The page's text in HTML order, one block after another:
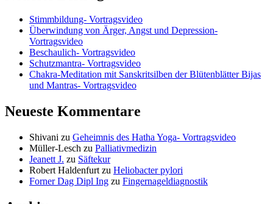
Stimmbildung- Vortragsvideo
Überwindung von Ärger, Angst und Depression-
Vortragsvideo
Beschaulich- Vortragsvideo
Schutzmantra- Vortragsvideo
Chakra-Meditation mit Sanskritsilben der Blütenblätter Bijas
und Mantras- Vortragsvideo
Neueste Kommentare
Shivani zu Geheimnis des Hatha Yoga- Vortragsvideo
Müller-Lesch zu Palliativmedizin
Jeanett J. zu Säftekur
Robert Haldenfurt zu Heliobacter pylori
Forner Dag Dipl Ing zu Fingernageldiagnostik